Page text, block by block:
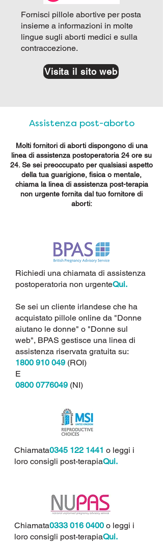
Fornisci pillole abortive per posta
insieme a informazioni in molte
lingue sugli aborti medici e sulla
contraccezione.
Visita il sito web
Assistenza post-aborto
Molti fornitori di aborti dispongono di una
linea di assistenza postoperatoria 24 ore su
24. Se sei preoccupato per qualsiasi aspetto
della tua guarigione, fisica o mentale,
chiama la linea di assistenza post-terapia
non urgente fornita dal tuo fornitore di
aborti:
Richiedi una chiamata di assistenza
postoperatoria non urgenteQui.
Se sei un cliente irlandese che ha
acquistato pillole online da "Donne
aiutano le donne" o "Donne sul
web", BPAS gestisce una linea di
assistenza riservata gratuita su:
1800 910 049 (ROI)
E
0800 0776049 (NI)
Chiamata0345 122 1441 o leggi i
loro consigli post-terapiaQui.
Chiamata0333 016 0400 o leggi i
loro consigli post-terapiaQui.